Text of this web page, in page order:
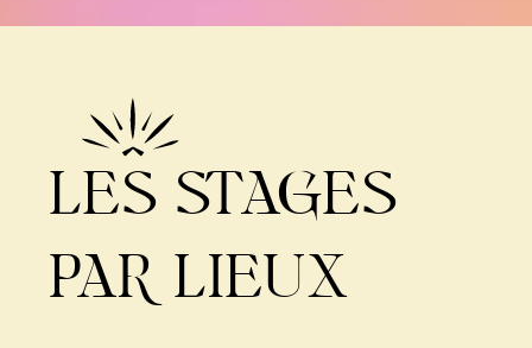
LES STAGES
PAR LIEUX